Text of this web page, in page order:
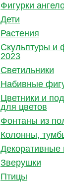
Фигурки
Дети
Растения
Cкульптуры и
2023
Светильники
Набивные
Цветники и
для цветов
Фонтаны из
Колонны,
Декоративные
Зверушки
Птицы